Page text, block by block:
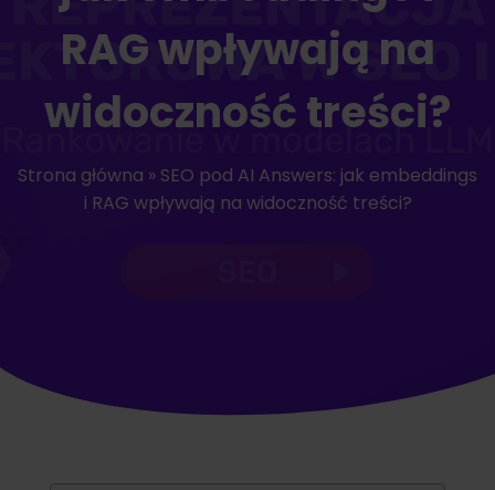
RAG wpływają na
widoczność treści?
Strona główna » SEO pod AI Answers: jak embeddings
i RAG wpływają na widoczność treści?